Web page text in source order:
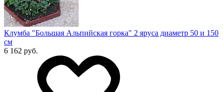
Клумба "Большая Альпийская горка" 2 яруса диаметр 50 и 150
см
6 162 руб.